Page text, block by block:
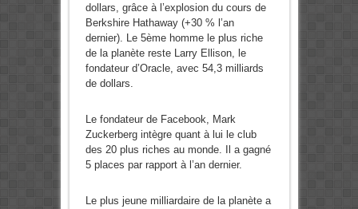
dollars, grâce à l’explosion du cours de
Berkshire Hathaway (+30 % l’an
dernier). Le 5ème homme le plus riche
de la planète reste Larry Ellison, le
fondateur d’Oracle, avec 54,3 milliards
de dollars.
Le fondateur de Facebook, Mark
Zuckerberg intègre quant à lui le club
des 20 plus riches au monde. Il a gagné
5 places par rapport à l’an dernier.
Le plus jeune milliardaire de la planète a